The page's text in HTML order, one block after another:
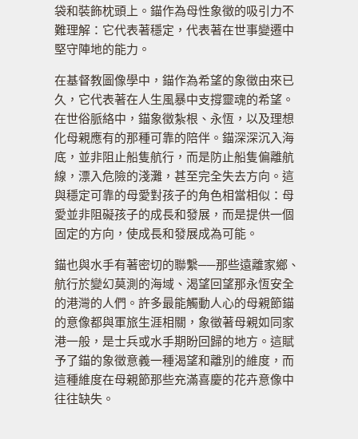
袋和裝飾枕頭上。錨作為母性象徵的吸引力不
難理解：它代表著穩定，代表著在世事變遷中
堅守陣地的能力。
在基督教圖像學中，錨作為希望的象徵由來已
久，它代表著在人生風暴中支撐靈魂的希望。
在世俗脈絡中，錨象徵紮根、永恆，以及理想
化母親應有的那種可靠的陪伴。錨深深沉入海
底，並非阻止船隻航行，而是防止船隻偏離航
線，漂入危險的淺灘，甚至完全失去方向。這
與穩定可靠的母愛對孩子的角色相當相似：母
愛並非阻礙孩子的成長和發展，而是提供一個
固定的方向，使成長和發展成為可能。
錨也與水手有著密切的聯繫──那些遠離家鄉、
航行於變幻莫測的海域、渴望回望那永恆安全
的港灣的人們。許多最能觸動人心的母親節錨
的意像都與軍旅生涯相關，象徵著母親如同家
港一般，是士兵或水手期盼回歸的地方。這賦
予了錨的象徵意義一種渴望和離別的維度，而
這種維度在母親節那些充滿喜慶的花卉意像中
往往缺失。